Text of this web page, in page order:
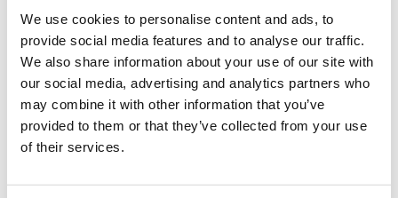
We use cookies to personalise content and ads, to
provide social media features and to analyse our traffic.
We also share information about your use of our site with
our social media, advertising and analytics partners who
may combine it with other information that you’ve
provided to them or that they’ve collected from your use
of their services.
Γ ια την παρακολούθηση του σεμιναρίου απαιτείται
εξοικείωση με HTML & CSS και την γραμμή εντολών
(console) και απευθύνεται σε άτομα που θέλουν να
εμβαθύνουν στις τεχνολογίες διαδικτύου